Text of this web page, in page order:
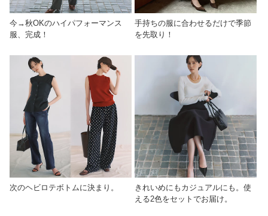
今→秋OKのハイパフォーマンス
服、完成！
手持ちの服に合わせるだけで季節
を先取り！
次のヘビロテボトムに決まり。
きれいめにもカジュアルにも。使
える2色をセットでお届け。